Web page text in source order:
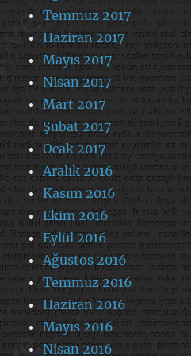
Temmuz 2017
Haziran 2017
Mayıs 2017
Nisan 2017
Mart 2017
Şubat 2017
Ocak 2017
Aralık 2016
Kasım 2016
Ekim 2016
Eylül 2016
Ağustos 2016
Temmuz 2016
Haziran 2016
Mayıs 2016
Nisan 2016